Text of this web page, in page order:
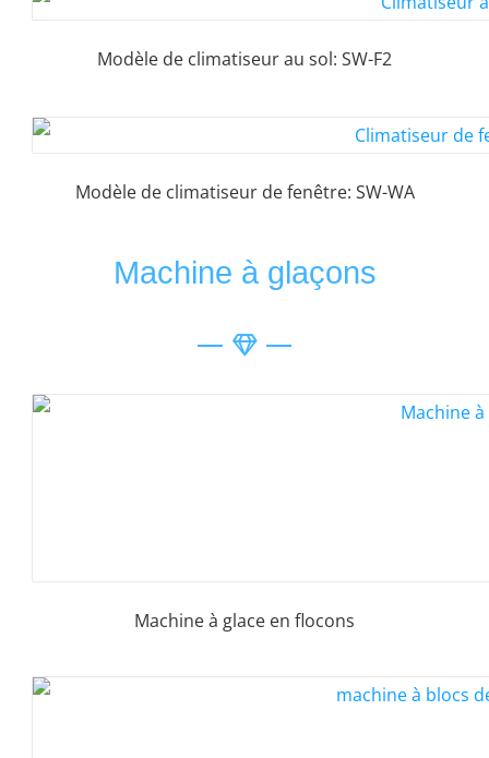
Modèle de climatiseur au sol: SW-F2
Modèle de climatiseur de fenêtre: SW-WA
Machine à glaçons
Machine à glace en flocons